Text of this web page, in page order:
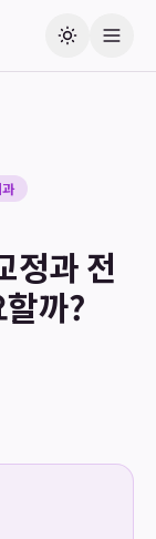
정과 전
까?